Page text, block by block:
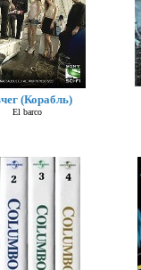
(Корабль)
El barco